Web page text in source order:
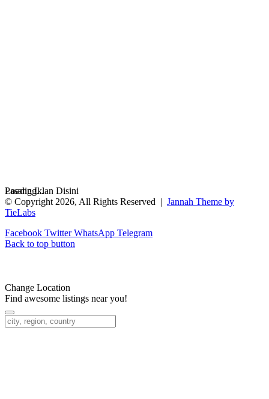
Loading...
Pasang Iklan Disini
© Copyright 2026, All Rights Reserved | Jannah Theme by
TieLabs
Facebook Twitter WhatsApp Telegram
Back to top button
Change Location
Find awesome listings near you!
Change Location